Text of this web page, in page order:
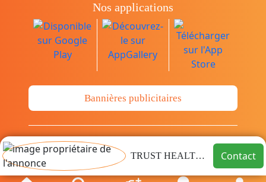
TRUST HEALTHCARE Contact
Nos applications
Bannières publicitaires
© Copyright 2014-2026 Cava.tn Limited Tous
les droits sont réservés.